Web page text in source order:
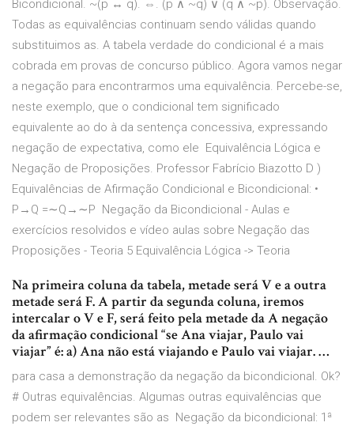
Bicondicional. ~(p ↔ q). ⇔. (p ∧ ~q) ∨ (q ∧ ~p). Observação.
Todas as equivalências continuam sendo válidas quando
substituimos as. A tabela verdade do condicional é a mais
cobrada em provas de concurso público. Agora vamos negar
a negação para encontrarmos uma equivalência. Percebe-se,
neste exemplo, que o condicional tem significado
equivalente ao do à da sentença concessiva, expressando
negação de expectativa, como ele Equivalência Lógica e
Negação de Proposições. Professor Fabrício Biazotto D )
Equivalências de Afirmação Condicional e Bicondicional: •
P→Q =∼Q→∼P Negação da Bicondicional - Aulas e
exercícios resolvidos e vídeo aulas sobre Negação das
Proposições - Teoria 5 Equivalência Lógica -> Teoria
Na primeira coluna da tabela, metade será V e a outra
metade será F. A partir da segunda coluna, iremos
intercalar o V e F, será feito pela metade da A negação
da afirmação condicional “se Ana viajar, Paulo vai
viajar” é: a) Ana não está viajando e Paulo vai viajar. …
para casa a demonstração da negação da bicondicional. Ok?
# Outras equivalências. Algumas outras equivalências que
podem ser relevantes são as Negação da bicondicional: 1ª